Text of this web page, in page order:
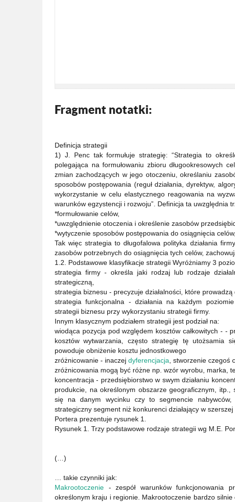
Fragment notatki:
Definicja strategii
1) J. Penc tak formułuje strategię: “Strategia to
polegająca na formułowaniu zbioru długookresowych
zmian zachodzących w jego otoczeniu, określaniu
sposobów postępowania (reguł działania, dyrektyw,
wykorzystanie w celu elastycznego reagowania na
warunków egzystencji i rozwoju”. Definicja ta uwzględnia
*formułowanie celów,
*uwzględnienie otoczenia i określenie zasobów
*wytyczenie sposobów postępowania do osiągnięcia
Tak więc strategia to długofalowa polityka działania
zasobów potrzebnych do osiągnięcia tych celów,
1.2. Podstawowe klasyfikacje strategii Wyróżniamy 3
strategia firmy - określa jaki rodzaj lub rodzaje
strategiczną,
strategia biznesu - precyzuje działalności, które prowadzą
strategia funkcjonalna - działania na każdym
strategii biznesu przy wykorzystaniu strategii firmy.
Innym klasycznym podziałem strategii jest podział na:
wiodąca pozycja pod względem kosztów całkowitych - -
kosztów wytwarzania, często strategię tę utożsamia
powoduje obniżenie kosztu jednostkowego
zróżnicowanie - inaczej dyferencjacja, stworzenie czegoś
zróżnicowania mogą być różne np. wzór wyrobu, marka,
koncentracja - przedsiębiorstwo w swym działaniu
produkcie, na określonym obszarze geograficznym,
się na danym wycinku czy to segmencie
strategiczny segment niż konkurenci działający w
Portera prezentuje rysunek 1.
Rysunek 1. Trzy podstawowe rodzaje strategii wg M.E.
(…)
… takie czynniki jak:
Makrootoczenie - zespół warunków funkcjonowania
określonym kraju i regionie. Makrootoczenie bardzo